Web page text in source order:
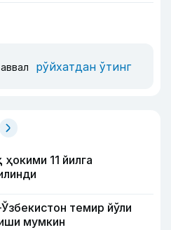
рўйхатдан ўтинг
11 йилга
темир йўли
мумкин